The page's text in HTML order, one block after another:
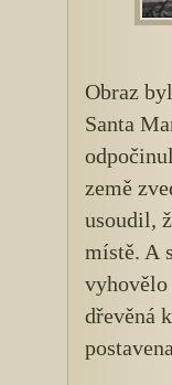
Obraz
Santa
země
usoudil,
místě. A
vyhovělo
dřevěná